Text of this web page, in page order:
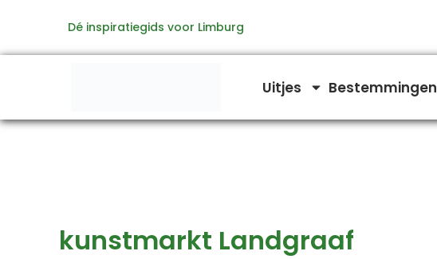
de
Dé inspiratiegids voor Limburg
Uitjes Bestemmingen
kunstmarkt Landgraaf
naar: